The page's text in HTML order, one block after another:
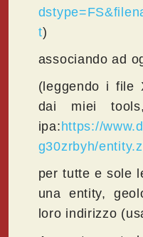
t)
associando ad
(leggendo i file
dai miei
ipa:https://
g30zrbyh/
per tutte e sole
una entity,
loro indirizzo